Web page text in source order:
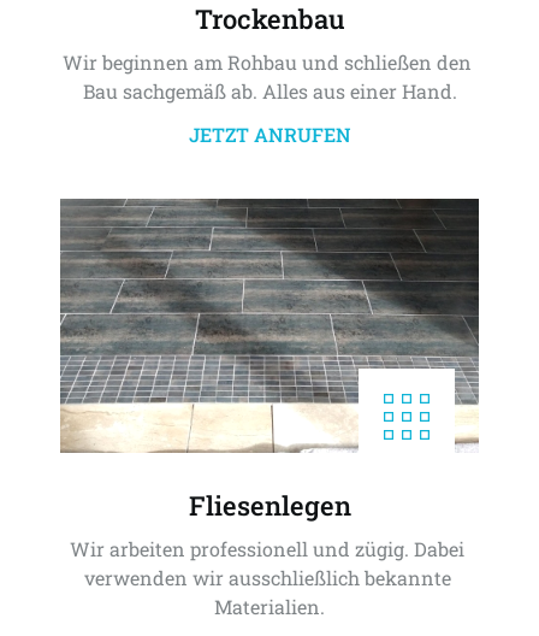
Trockenbau
Wir beginnen am Rohbau und schließen den
Bau sachgemäß ab. Alles aus einer Hand.
JETZT ANRUFEN
Fliesenlegen
Wir arbeiten professionell und zügig. Dabei
verwenden wir ausschließlich bekannte
Materialien.